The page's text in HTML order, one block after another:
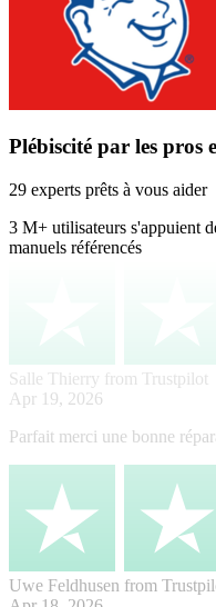
Plébiscité par les pros
29 experts prêts à vous aider
3 M+ utilisateurs s'appuient
manuels référencés
Salle Thierry from Trustpilot
Apr 19, 2026
Parfait merci une bonne
Uwe Feldhusen from